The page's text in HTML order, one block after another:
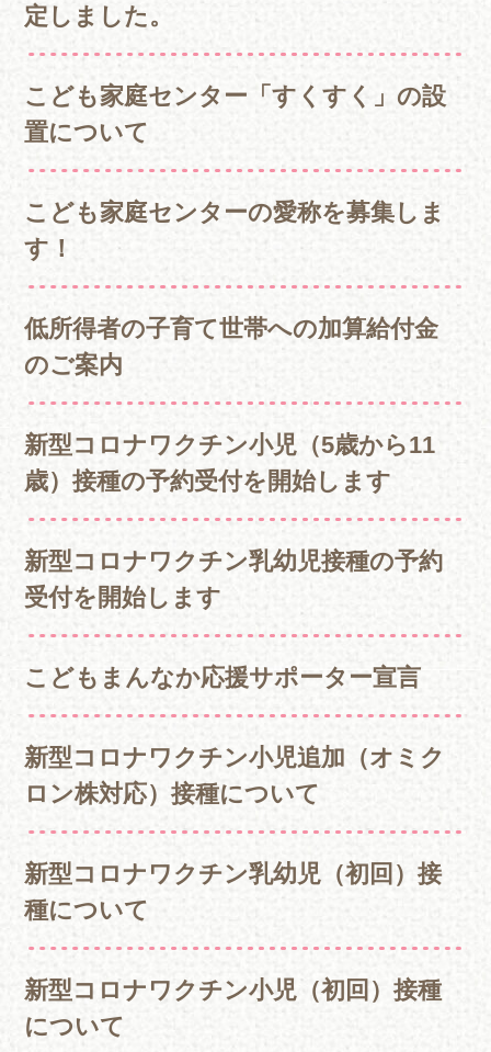
定しました。
こども家庭センター「すくすく」の設
置について
こども家庭センターの愛称を募集しま
す！
低所得者の子育て世帯への加算給付金
のご案内
新型コロナワクチン小児（5歳から11
歳）接種の予約受付を開始します
新型コロナワクチン乳幼児接種の予約
受付を開始します
こどもまんなか応援サポーター宣言
新型コロナワクチン小児追加（オミク
ロン株対応）接種について
新型コロナワクチン乳幼児（初回）接
種について
新型コロナワクチン小児（初回）接種
について